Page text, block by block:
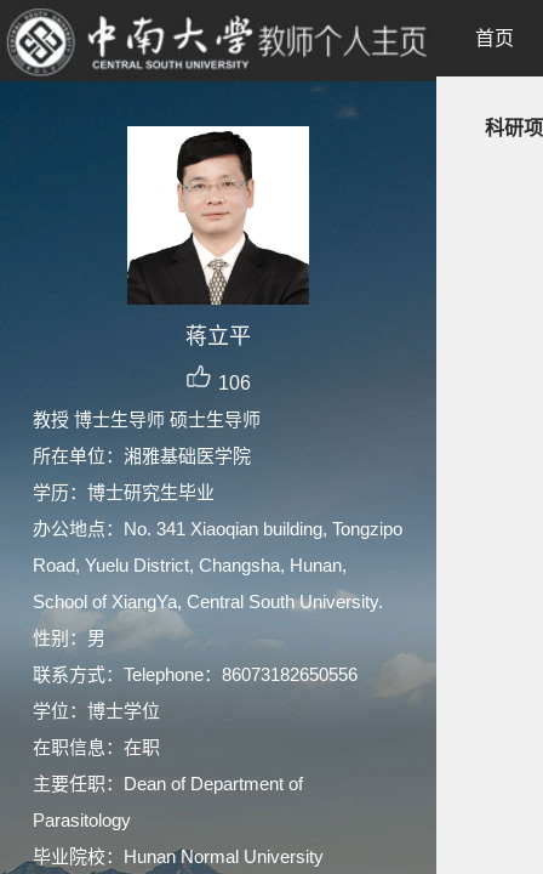
蒋立平
106
教授 博士生导师 硕士生导师
所在单位：湘雅基础医学院
学历：博士研究生毕业
办公地点：No. 341 Xiaoqian building, Tongzipo
Road, Yuelu District, Changsha, Hunan,
School of XiangYa, Central South University.
性别：男
联系方式：Telephone：86073182650556
学位：博士学位
在职信息：在职
主要任职：Dean of Department of
Parasitology
毕业院校：Hunan Normal University
首页
科研